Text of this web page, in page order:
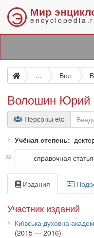
Э Мир
... Вол
Волошин Юрий
Персоны etc
Учёная степень
справочная статья
Издания
Участник изданий
Київська духовна
(2015 — 2016)